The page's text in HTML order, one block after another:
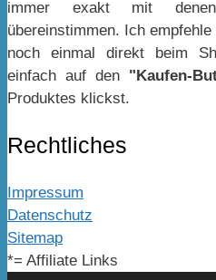
immer exakt mit
übereinstimmen. Ich
noch einmal direkt beim
einfach auf den "Kaufen-
Produktes klickst.
Rechtliches
Impressum
Datenschutz
Sitemap
*= Affiliate Links